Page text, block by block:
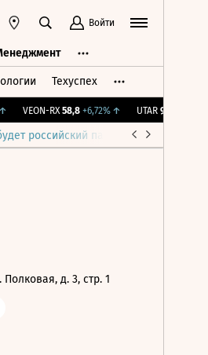
Войти
Техуспех
VEON-RX 58,8 +6,72%↑ UTAR 9,46
российский парламент
Полковая, д. 3, стр. 1